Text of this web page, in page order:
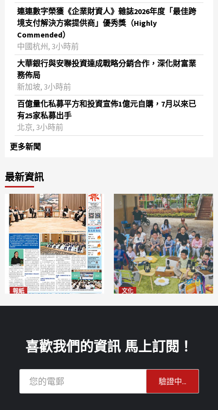
連連數字榮獲《企業財資人》雜誌2026年度「最佳跨
境支付解決方案提供商」優秀獎（Highly
Commended）
中國杭州, 3小時前
大華銀行與安聯投資達成戰略分銷合作，深化財富業
務佈局
新加坡, 3小時前
百億量化私募平方和投資宣佈1億元自購，7月以來已
有25家私募出手
北京, 3小時前
更多新聞
最新資訊
報紙 文化
喜歡我們的資訊 馬上訂閱！